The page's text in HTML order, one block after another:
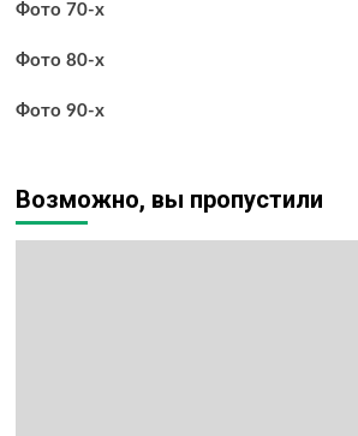
Фото 70-х
Фото 80-х
Фото 90-х
Возможно, вы пропустили